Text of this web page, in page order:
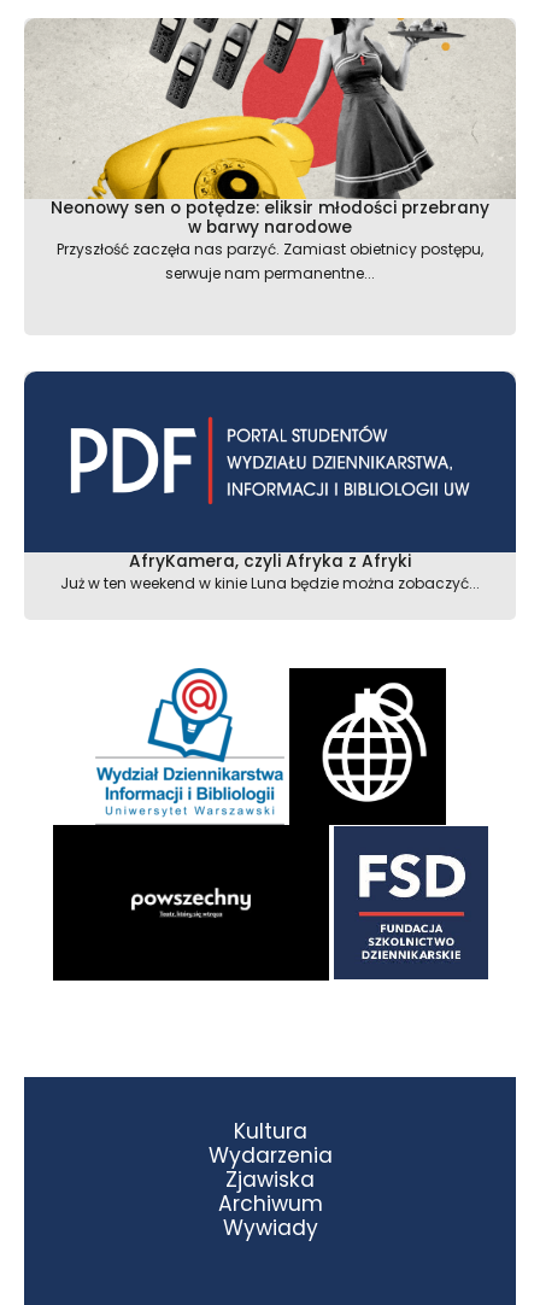
Neonowy sen o potędze: eliksir młodości przebrany
w barwy narodowe
Przyszłość zaczęła nas parzyć. Zamiast obietnicy postępu,
serwuje nam permanentne...
AfryKamera, czyli Afryka z Afryki
Już w ten weekend w kinie Luna będzie można zobaczyć...
Kultura
Wydarzenia
Zjawiska
Archiwum
Wywiady